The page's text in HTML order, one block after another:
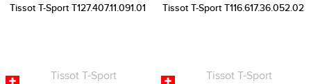
Tissot T-Sport T127.407.11.091.01 Tissot T-Sport T116.617.36.052.02